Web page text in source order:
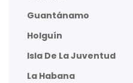
Guantánamo
Holguín
Isla De La Juventud
La Habana